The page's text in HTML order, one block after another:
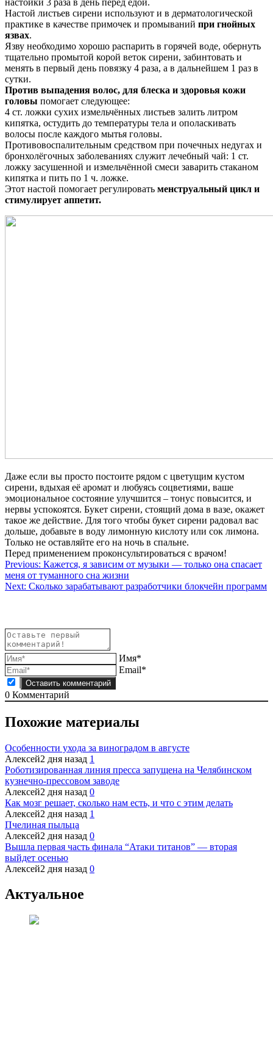
Настой листьев сирени используют и в дерматологической
практике в качестве примочек и промываний при гнойных
язвах.
Язву необходимо хорошо распарить в горячей воде, обернуть
тщательно промытой корой веток сирени, забинтовать и
менять в первый день повязку 4 раза, а в дальнейшем 1 раз в
сутки.
Против выпадения волос, для блеска и здоровья кожи
головы помогает следующее:
4 ст. ложки сухих измельчённых листьев залить литром
кипятка, остудить до температуры тела и ополаскивать
волосы после каждого мытья головы.
Противовоспалительным средством при почечных недугах и
бронхолёгочных заболеваниях служит лечебный чай: 1 ст.
ложку засушенной и измельчённой смеси заварить стаканом
кипятка и пить по 1 ч. ложке.
Этот настой помогает регулировать менструальный цикл и
стимулирует аппетит.
Даже если вы просто постоите рядом с цветущим кустом
сирени, вдыхая её аромат и любуясь соцветиями, ваше
эмоциональное состояние улучшится – тонус повысится, и
нервы успокоятся. Букет сирени, стоящий дома в вазе, окажет
такое же действие. Для того чтобы букет сирени радовал вас
дольше, добавьте в воду лимонную кислоту или сок лимона.
Только не оставляйте его на ночь в спальне.
Перед применением проконсультироваться с врачом!
Навигация
по
Previous: Кажется, я зависим от музыки — только она спасает
меня от туманного сна жизни
Next: Сколько зарабатывают разработчики блокчейн программ
Имя*
Email*
0 Комментарий
Похожие материалы
Особенности ухода за виноградом в августе
Алексей2 дня назад 1
Роботизированная линия пресса запущена на Челябинском
кузнечно-прессовом заводе
Алексей2 дня назад 0
Как мозг решает, сколько нам есть, и что с этим делать
Алексей2 дня назад 1
Пчелиная пыльца
Алексей2 дня назад 0
Вышла первая часть финала “Атаки титанов” — вторая
выйдет осенью
Алексей2 дня назад 0
Актуальное